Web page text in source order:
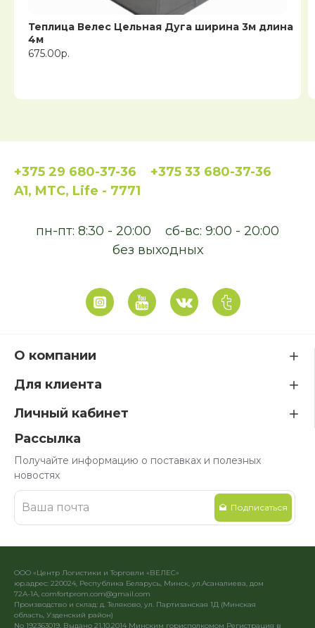
Теплица Велес Цельная Дуга ширина 3м длина
4м
675.00р.
+375 29 680-37-36
+375 33 680-37-36
A1, MTC, Life - 7771
пн-пт: 8:30 - 20:00
сб-вс: 9:00 - 20:00
без выходных
О компании
Для клиента
Личный кабинет
Рассылка
Получайте информацию о поставках и полезных
новостях
Подписаться
ООО «Центр Логистики и Торговли «ВЕЛЕС»
юр.адрес: 220024, Республика Беларусь, Минск, ул.Асаналиева, дом
72А-1А, comfortprom.com@gmail.com
Производство и склад: д. Теляково, ул. Партизанская 1Д (Минская
область, Узденский район)
No 192363019, Выдано 21.10.2014 Минским горисполкомом Регистрация в